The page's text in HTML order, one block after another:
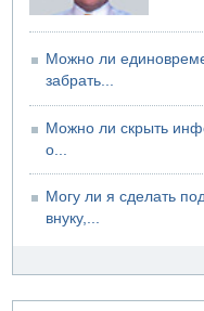
Можно ли
забрать...
Можно ли скрыть
о...
Могу ли я сделать
внуку,...